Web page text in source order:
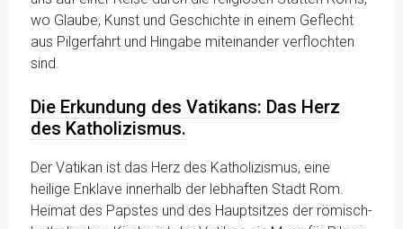
wo Glaube, Kunst und Geschichte in einem Geflecht
aus Pilgerfahrt und Hingabe miteinander verflochten
sind.
Die Erkundung des Vatikans: Das Herz
des Katholizismus.
Der Vatikan ist das Herz des Katholizismus, eine
heilige Enklave innerhalb der lebhaften Stadt Rom.
Heimat des Papstes und des Hauptsitzes der römisch-